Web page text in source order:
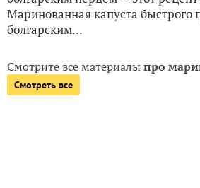
Маринованная капуста быстрого
болгарским...
Смотрите все материалыпро
Смотреть все